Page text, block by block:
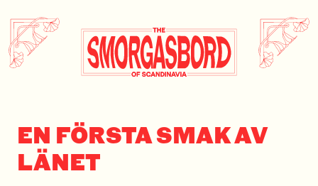
Till innehåll
EN FÖRSTA SMAK AV
LÄNET
nytt
fönster